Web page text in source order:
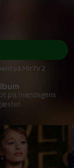
på hverdagens
på Mit TV 2.